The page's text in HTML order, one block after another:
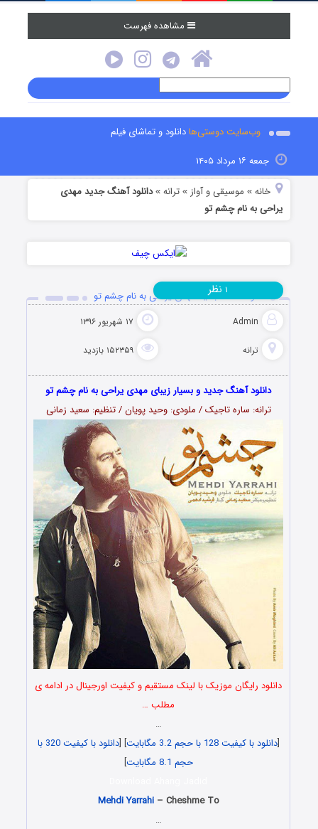
مشاهده فهرست
وب‌سایت دوستی‌هادانلود و تماشای فیلم
جمعه ۱۶ مرداد ۱۴۰۵
خانه » موسیقی و آواز »ترانه »دانلود آهنگ جدید مهدی
یراحی به نام چشم تو
دانلود آهنگ جدید مهدی یراحی به نام چشم تو
Admin ۱۷ شهریور ۱۳۹۶
ترانه ۱۵۲۳۵۹ بازدید
۱ نظر
دانلود آهنگ جدید و بسیار زیبای مهدی یراحی به نام چشم تو
ترانه: ساره تاجیک / ملودی: وحید پویان / تنظیم: سعید زمانی
دانلود رایگان موزیک با لینک مستقیم و کیفیت اورجینال در ادامه ی
مطلب …
…
[دانلود با کیفیت 128 با حجم 3.2 مگابایت ] [
دانلود با کیفیت 320 با
حجم 8.1 مگابایت
]
Mehdi Yarrahi– Cheshme To
…